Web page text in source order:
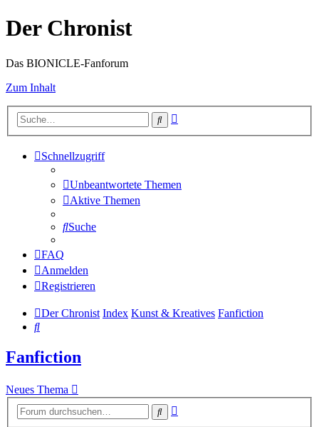
Der Chronist
Das BIONICLE-Fanforum
Zum Inhalt
Suche
Schnellzugriff
Unbeantwortete Themen
Aktive Themen
Suche
FAQ
Anmelden
Registrieren
Der Chronist Index Kunst & Kreatives Fanfiction
Suche
Fanfiction
Neues Thema
Suche